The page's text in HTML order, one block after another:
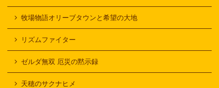
牧場物語オリーブタウンと希望の大地
リズムファイター
ゼルダ無双 厄災の黙示録
天穂のサクナヒメ